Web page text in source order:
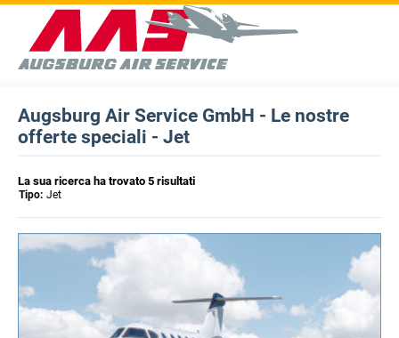
Augsburg Air Service GmbH - Le nostre
offerte speciali - Jet
La sua ricerca ha trovato 5 risultati
Tipo: Jet